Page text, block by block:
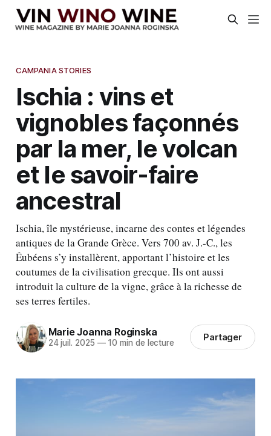
CAMPANIA STORIES
Ischia : vins et
vignobles façonnés
par la mer, le volcan
et le savoir-faire
ancestral
Ischia, île mystérieuse, incarne des contes et légendes
antiques de la Grande Grèce. Vers 700 av. J.-C., les
Éubéens s’y installèrent, apportant l’histoire et les
coutumes de la civilisation grecque. Ils ont aussi
introduit la culture de la vigne, grâce à la richesse de
ses terres fertiles.
Marie Joanna Roginska
24 juil. 2025 —10 min de lecture Partager